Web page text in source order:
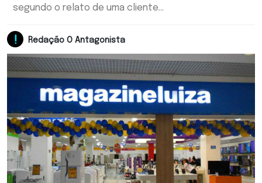
segundo o relato de uma cliente...
Redação O Antagonista